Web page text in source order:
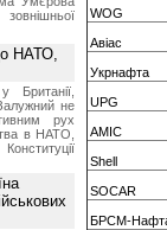
WOG
Авіас
Укрнафта
UPG
AMIC
Shell
SOCAR
БРСМ-
НАТО,
Британії,
не
рух
в НАТО,